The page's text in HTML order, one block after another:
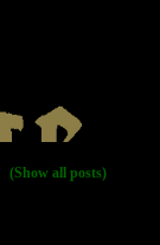
(Show all posts)